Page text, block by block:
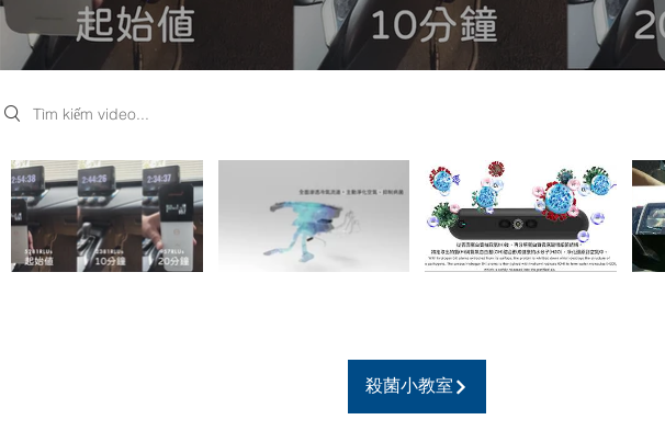
Search videos
殺菌小教室